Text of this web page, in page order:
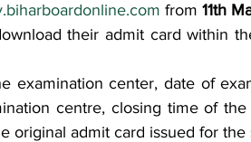
from 11th
their admit card within
examination center, date of
centre, closing time of
original admit card issued for the